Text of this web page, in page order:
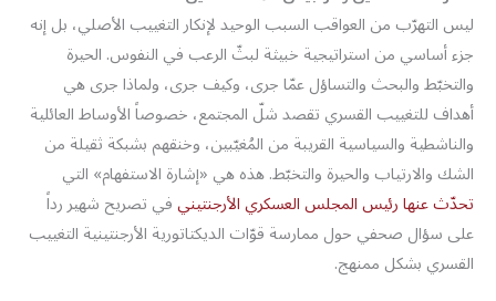
ليس التهرّب من العواقب السبب الوحيد لإنكار التغييب الأصلي، بل إنه
جزء أساسي من استراتيجية خبيثة لبثّ الرعب في النفوس. الحيرة
والتخبّط والبحث والتساؤل عمّا جرى، وكيف جرى، ولماذا جرى هي
أهداف للتغييب القسري تقصد شلّ المجتمع، خصوصاً الأوساط العائلية
والناشطية والسياسية القريبة من المُغيّبين، وخنقهم بشبكة ثقيلة من
الشك والارتياب والحيرة والتخبّط. هذه هي «إشارة الاستفهام» التي
تحدّث عنها رئيس المجلس العسكري الأرجنتينيفي تصريح شهير رداً
على سؤال صحفي حول ممارسة قوّات الديكتاتورية الأرجنتينية التغييب
القسري بشكل ممنهج.